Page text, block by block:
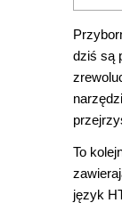
dziś są
To
język